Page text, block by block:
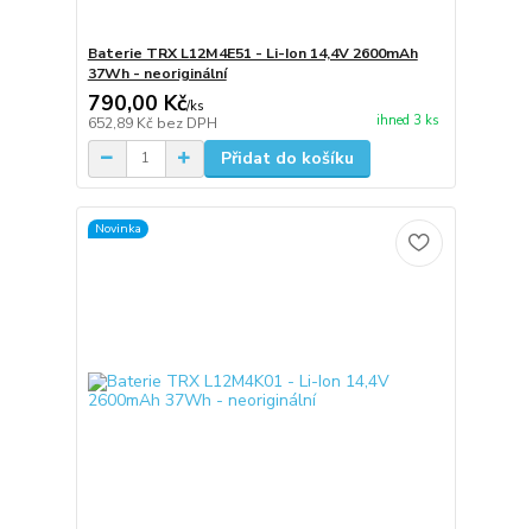
Baterie TRX L12M4E51 - Li-Ion 14,4V 2600mAh
37Wh - neoriginální
790,00 Kč/ks
652,89 Kč bez DPH ihned 3 ks
Přidat do košíku
Novinka